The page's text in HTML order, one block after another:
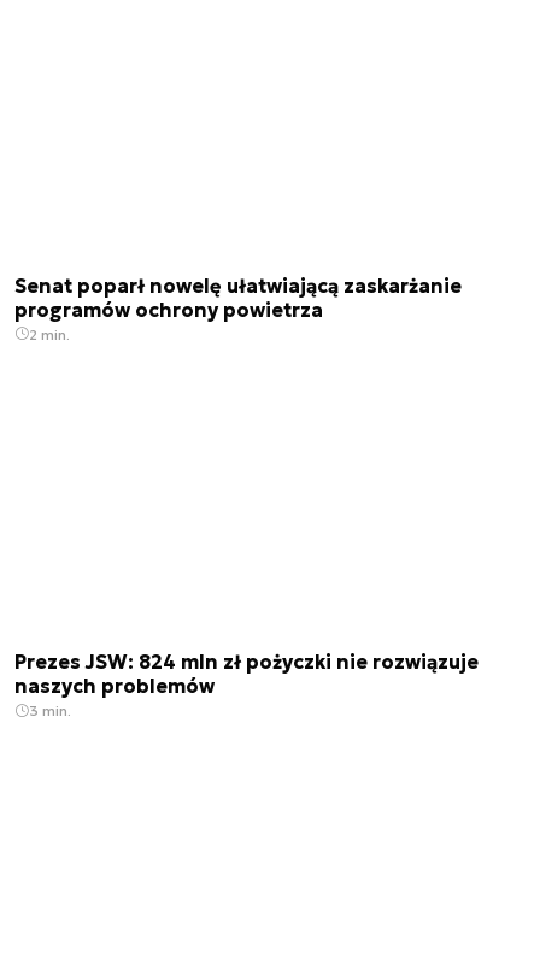
Senat poparł nowelę ułatwiającą zaskarżanie
programów ochrony powietrza
2 min.
Prezes JSW: 824 mln zł pożyczki nie rozwiązuje
naszych problemów
3 min.